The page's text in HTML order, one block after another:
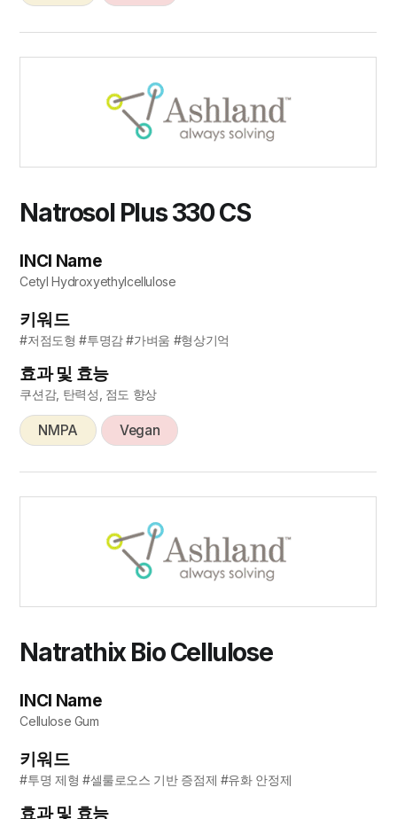
Natrosol Plus 330 CS
INCI Name
Cetyl Hydroxyethylcellulose
키워드
#저점도형 #투명감 #가벼움 #형상기억
효과 및 효능
쿠션감, 탄력성, 점도 향상
NMPA Vegan
Natrathix Bio Cellulose
INCI Name
Cellulose Gum
키워드
#투명 제형 #셀룰로오스 기반 증점제 #유화 안정제
효과 및 효능